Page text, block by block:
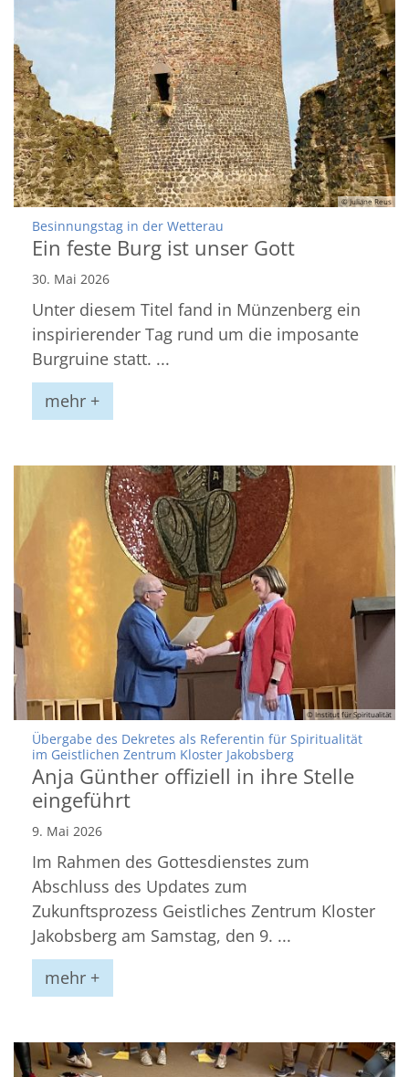
© Juliane Reus
Besinnungstag in der Wetterau
Ein feste Burg ist unser Gott
30. Mai 2026
Unter diesem Titel fand in Münzenberg ein
inspirierender Tag rund um die imposante
Burgruine statt. ...
mehr +
© Institut für Spiritualität
Übergabe des Dekretes als Referentin für Spiritualität
im Geistlichen Zentrum Kloster Jakobsberg:
Anja Günther offiziell in ihre Stelle
eingeführt
9. Mai 2026
Im Rahmen des Gottesdienstes zum
Abschluss des Updates zum
Zukunftsprozess Geistliches Zentrum Kloster
Jakobsberg am Samstag, den 9. ...
mehr +